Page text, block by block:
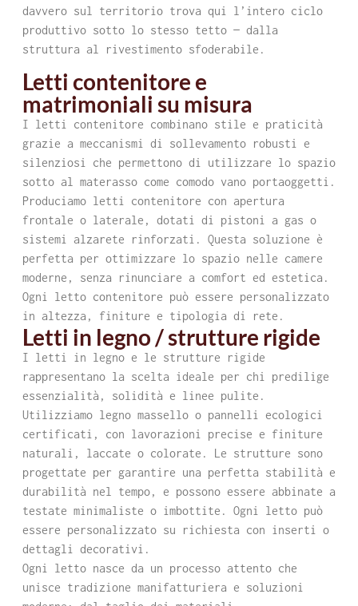
davvero sul territorio trova qui l’intero ciclo
produttivo sotto lo stesso tetto — dalla
struttura al rivestimento sfoderabile.
Letti contenitore e
matrimoniali su misura
I letti contenitore combinano stile e praticità
grazie a meccanismi di sollevamento robusti e
silenziosi che permettono di utilizzare lo spazio
sotto al materasso come comodo vano portaoggetti.
Produciamo letti contenitore con apertura
frontale o laterale, dotati di pistoni a gas o
sistemi alzarete rinforzati. Questa soluzione è
perfetta per ottimizzare lo spazio nelle camere
moderne, senza rinunciare a comfort ed estetica.
Ogni letto contenitore può essere personalizzato
in altezza, finiture e tipologia di rete.
Letti in legno / strutture rigide
I letti in legno e le strutture rigide
rappresentano la scelta ideale per chi predilige
essenzialità, solidità e linee pulite.
Utilizziamo legno massello o pannelli ecologici
certificati, con lavorazioni precise e finiture
naturali, laccate o colorate. Le strutture sono
progettate per garantire una perfetta stabilità e
durabilità nel tempo, e possono essere abbinate a
testate minimaliste o imbottite. Ogni letto può
essere personalizzato su richiesta con inserti o
dettagli decorativi.
Ogni letto nasce da un processo attento che
unisce tradizione manifatturiera e soluzioni